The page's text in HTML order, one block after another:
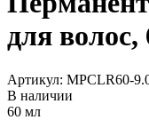
для
Артикул: MPCLR60-
В наличии
60 мл